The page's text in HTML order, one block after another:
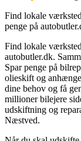
Find lokale
penge på
Find lokale
autobutler.dk.
Spar penge på
olieskift og
dine behov og få
millioner bilejere
udskiftning og
Næstved.